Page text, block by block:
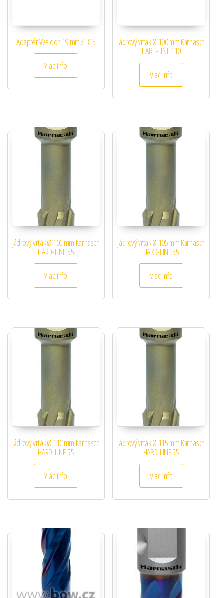
Adaptér Weldon 19 mm / B16
Viac info
Jádrový vrták Ø 100 mm Karnasch
HARD-LINE 110
Viac info
Jádrový vrták Ø 100 mm Karnasch
HARD-LINE 55
Viac info
Jádrový vrták Ø 105 mm Karnasch
HARD-LINE 55
Viac info
Jádrový vrták Ø 110 mm Karnasch
HARD-LINE 55
Viac info
Jádrový vrták Ø 115 mm Karnasch
HARD-LINE 55
Viac info